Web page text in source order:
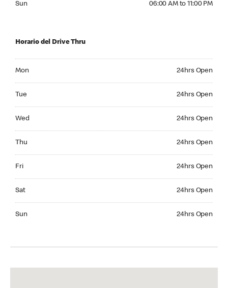
Sun 06:00 AM to 11:00 PM
Horario del Drive Thru
Mon 24hrs Open
Tue 24hrs Open
Wed 24hrs Open
Thu 24hrs Open
Fri 24hrs Open
Sat 24hrs Open
Sun 24hrs Open